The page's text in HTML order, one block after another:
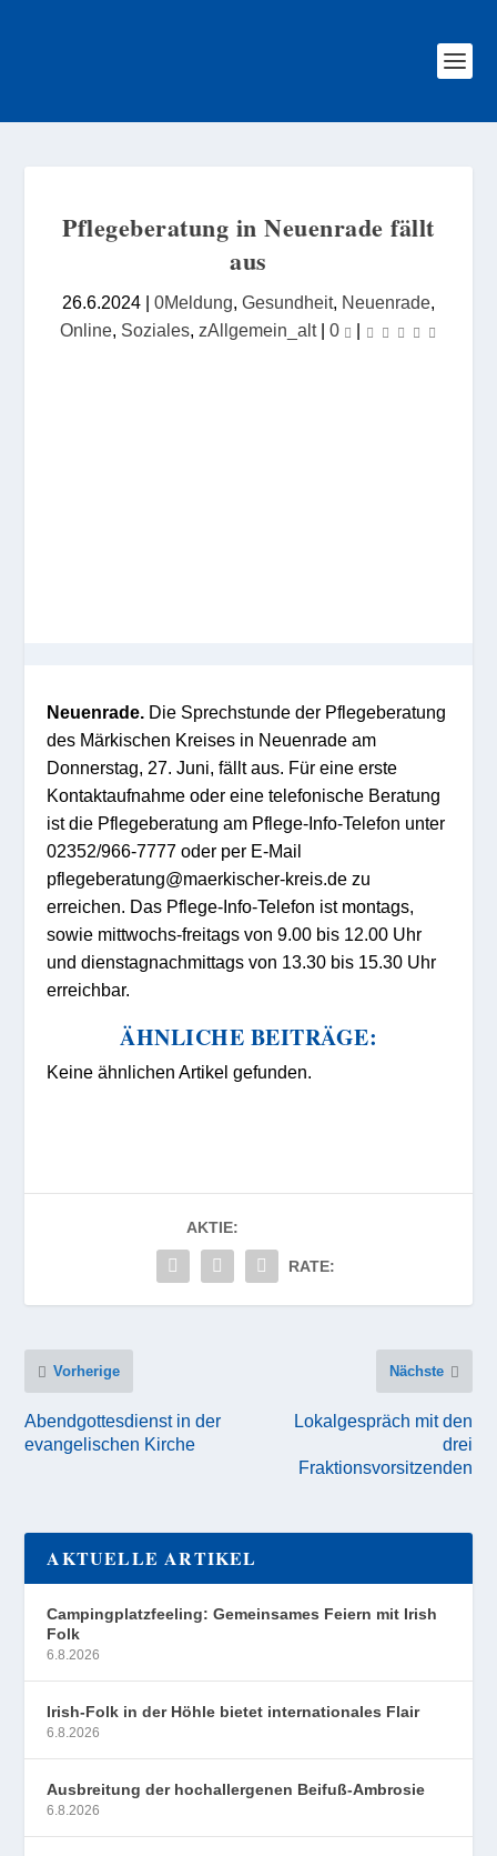
Pflegeberatung in Neuenrade fällt
aus
26.6.2024 | 0Meldung, Gesundheit, Neuenrade,
Online, Soziales, zAllgemein_alt| 0 |
Neuenrade. Die Sprechstunde der Pflegeberatung
des Märkischen Kreises in Neuenrade am
Donnerstag, 27. Juni, fällt aus. Für eine erste
Kontaktaufnahme oder eine telefonische Beratung
ist die Pflegeberatung am Pflege-Info-Telefon unter
02352/966-7777 oder per E-Mail
pflegeberatung@maerkischer-kreis.de zu
erreichen. Das Pflege-Info-Telefon ist montags,
sowie mittwochs-freitags von 9.00 bis 12.00 Uhr
und dienstagnachmittags von 13.30 bis 15.30 Uhr
erreichbar.
ÄHNLICHE BEITRÄGE:
Keine ähnlichen Artikel gefunden.
AKTIE:
RATE:
Vorherige
Abendgottesdienst in der
evangelischen Kirche
Nächste
Lokalgespräch mit den
drei
Fraktionsvorsitzenden
AKTUELLE ARTIKEL
Campingplatzfeeling: Gemeinsames Feiern mit Irish
Folk
6.8.2026
Irish-Folk in der Höhle bietet internationales Flair
6.8.2026
Ausbreitung der hochallergenen Beifuß-Ambrosie
6.8.2026